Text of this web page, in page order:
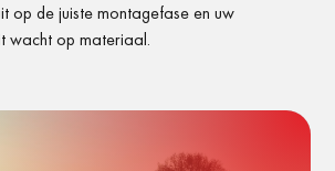
op de juiste montagefase en uw
wacht op materiaal.